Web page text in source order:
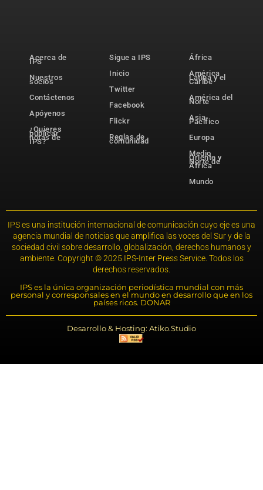
Acerca de
IPS
Nuestros
socios
Contáctenos
Apóyenos
¿Quieres
publicar
notas de
IPS?
Sigue a IPS
Inicio
Twitter
Facebook
Flickr
Reglas de
comunidad
África
América
Latina y el
Caribe
América del
Norte
Asia-
Pacífico
Europa
Medio
Oriente y
Norte de
África
Mundo
IPS es una institución internacional de comunicación cuyo eje es una
agencia mundial de noticias que amplifica las voces del Sur y de la
sociedad civil sobre desarrollo, globalización, derechos humanos y
ambiente. Copyright © 2025 IPS-Inter Press Service. Todos los
derechos reservados.
IPS es la única organización periodística mundial con más
personal y corresponsales en el mundo en desarrollo que en los
países ricos. DONAR
Desarrollo & Hosting: Atiko.Studio